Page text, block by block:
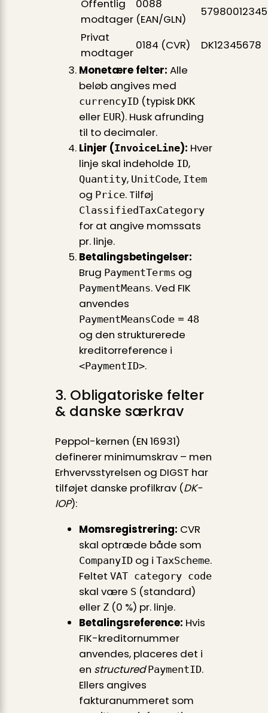
Offentlig
modtager
0088
(EAN/GLN)
Privat
modtager
0184 (CVR)
DK12345678
Monetære felter: Alle
beløb angives med
currencyID(typisk DKK
eller EUR). Husk afrunding
til to decimaler.
Linjer (InvoiceLine): Hver
linje skal indeholde ID,
Quantity, UnitCode, Item
og Price. Tilføj
ClassifiedTaxCategory
for at angive momssats
pr. linje.
Betalingsbetingelser:
Brug PaymentTerms og
PaymentMeans. Ved FIK
anvendes
PaymentMeansCode= 48
og den strukturerede
kreditorreference i
<PaymentID>.
3. Obligatoriske felter
& danske særkrav
Peppol-kernen (EN 16931)
definerer minimumskrav – men
Erhvervsstyrelsen og DIGST har
tilføjet danske profilkrav (DK-
IOP):
Momsregistrering: CVR
skal optræde både som
CompanyIDog i TaxScheme.
Feltet VAT category code
skal være S (standard)
eller Z(0 %) pr. linje.
Betalingsreference: Hvis
FIK-kreditornummer
anvendes, placeres det i
en structured PaymentID.
Ellers angives
fakturanummeret som